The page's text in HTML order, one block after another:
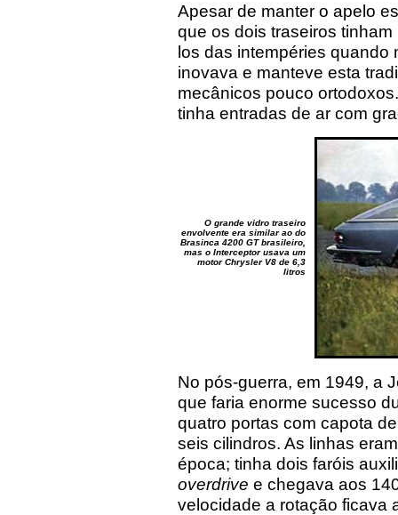
Apesar de manter o apelo
que os dois traseiros
los das intempéries quando
inovava e manteve esta
mecânicos pouco
tinha entradas de ar com
O grande vidro traseiro
envolvente era similar ao do
Brasinca 4200 GT brasileiro,
mas o Interceptor usava um
motor Chrysler V8 de 6,3
litros
No pós-guerra, em 1949, a
que faria enorme sucesso
quatro portas com capota
seis cilindros. As linhas
época; tinha dois faróis
overdrive e chegava aos
velocidade a rotação ficava